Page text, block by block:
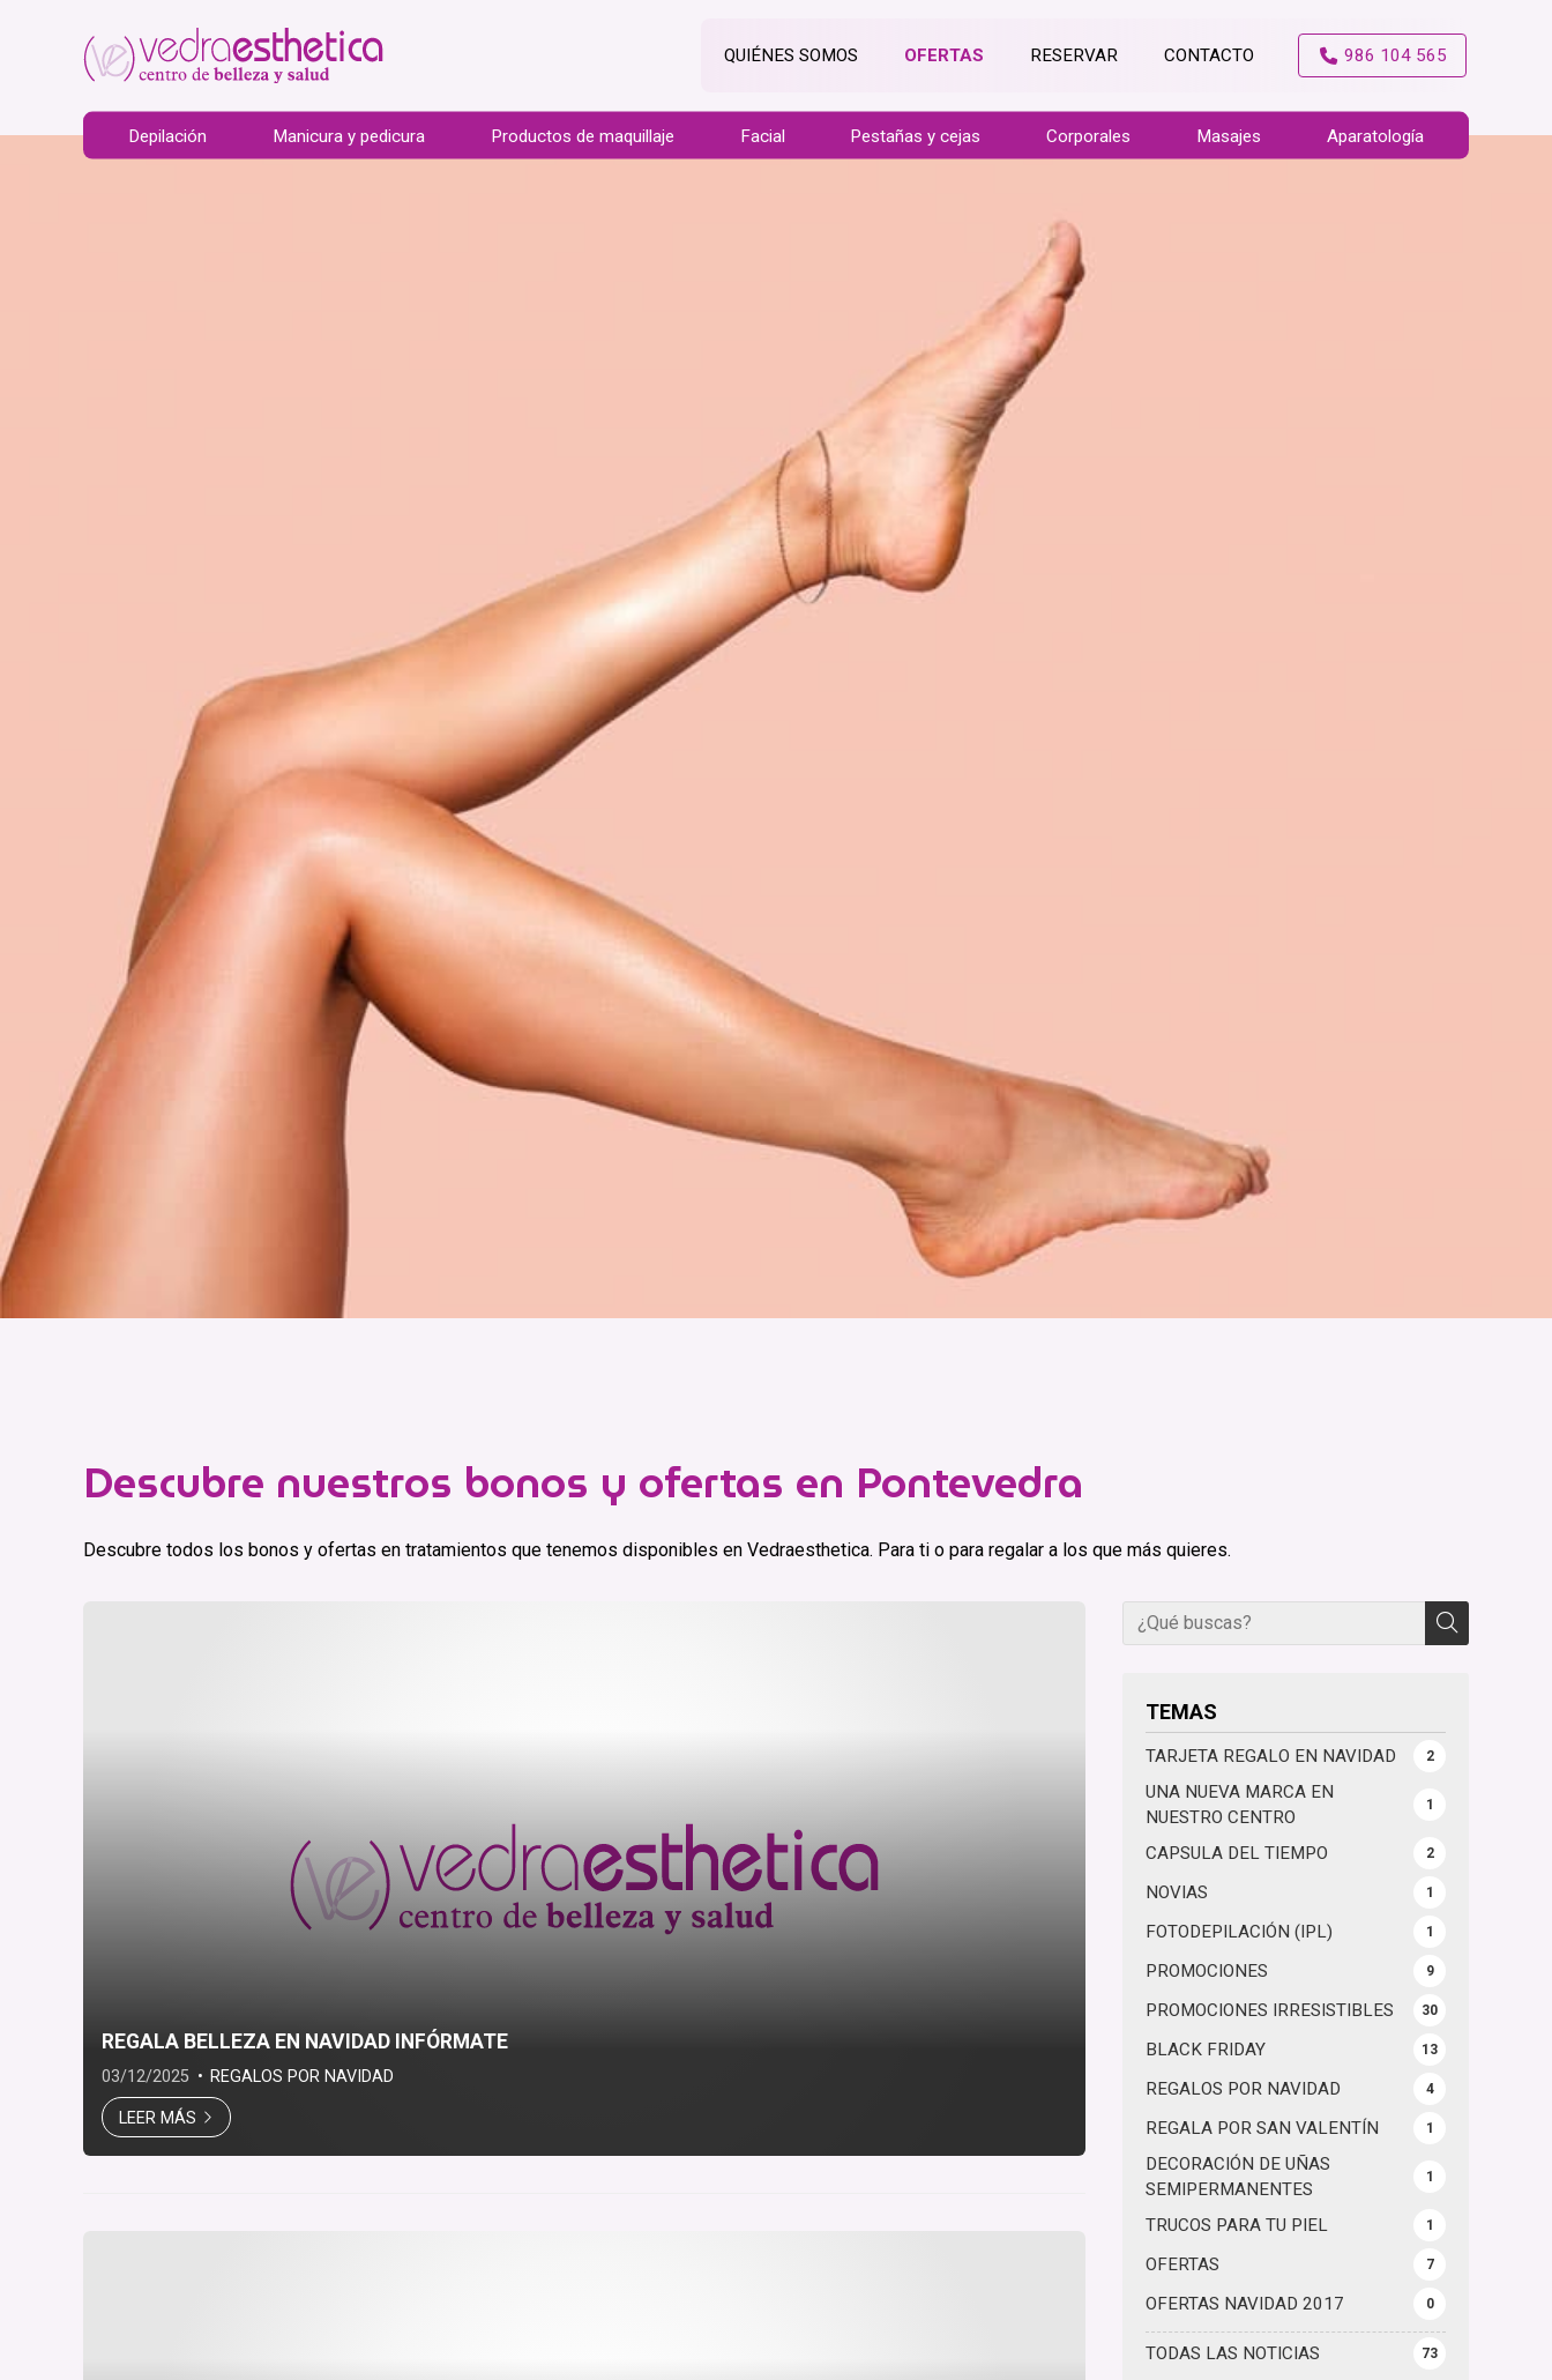
QUIÉNES SOMOS OFERTAS RESERVAR CONTACTO 986 104 565
Depilación Manicura y pedicura Productos de maquillaje Facial Pestañas y cejas Corporales Masajes Aparatología
Descubre nuestros bonos y ofertas en Pontevedra
Descubre todos los bonos y ofertas en tratamientos que tenemos disponibles en Vedraesthetica. Para ti o para regalar a los que más quieres.
TEMAS
TODAS LAS NOTICIAS 73
TARJETA REGALO EN NAVIDAD 2
UNA NUEVA MARCA EN
NUESTRO CENTRO
1
CAPSULA DEL TIEMPO 2
NOVIAS 1
FOTODEPILACIÓN (IPL) 1
PROMOCIONES 9
PROMOCIONES IRRESISTIBLES 30
BLACK FRIDAY 13
REGALOS POR NAVIDAD 4
REGALA POR SAN VALENTÍN 1
DECORACIÓN DE UÑAS
SEMIPERMANENTES
1
TRUCOS PARA TU PIEL 1
OFERTAS 7
OFERTAS NAVIDAD 2017 0
REGALA BELLEZA EN NAVIDAD INFÓRMATE
03/12/2025 REGALOS POR NAVIDAD
LEER MÁS